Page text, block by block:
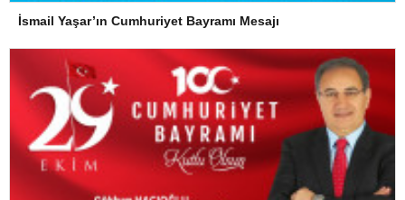
İsmail Yaşar’ın Cumhuriyet Bayramı Mesajı